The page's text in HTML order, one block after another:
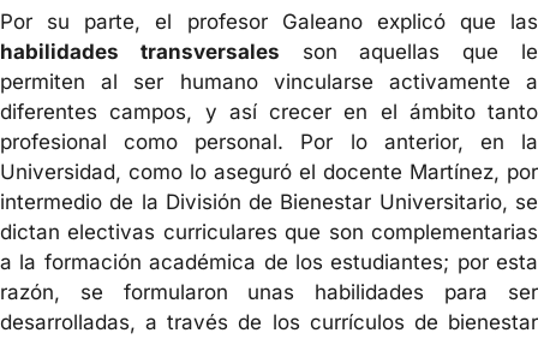
Por su parte, el profesor Galeano explicó que las
habilidades transversales son aquellas que le
permiten al ser humano vincularse activamente a
diferentes campos, y así crecer en el ámbito tanto
profesional como personal. Por lo anterior, en la
Universidad, como lo aseguró el docente Martínez, por
intermedio de la División de Bienestar Universitario, se
dictan electivas curriculares que son complementarias
a la formación académica de los estudiantes; por esta
razón, se formularon unas habilidades para ser
desarrolladas, a través de los currículos de bienestar